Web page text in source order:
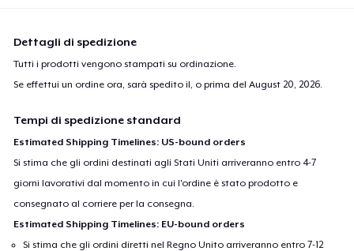
Dettagli di spedizione
Tutti i prodotti vengono stampati su ordinazione.
Se effettui un ordine ora, sarà spedito il, o prima delAugust 20, 2026.
Tempi di spedizione standard
Estimated Shipping Timelines: US-bound orders
Si stima che gli ordini destinati agli Stati Uniti arriveranno entro 4-7
giorni lavorativi dal momento in cui l'ordine è stato prodotto e
consegnato al corriere per la consegna.
Estimated Shipping Timelines: EU-bound orders
Si stima che gli ordini diretti nel Regno Unito arriveranno entro 7-12